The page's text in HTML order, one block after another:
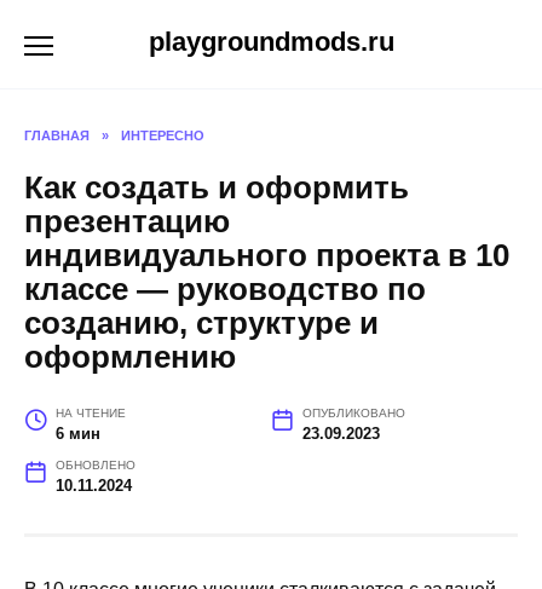
playgroundmods.ru
ГЛАВНАЯ » ИНТЕРЕСНО
Как создать и оформить
презентацию
индивидуального проекта в 10
классе — руководство по
созданию, структуре и
оформлению
НА ЧТЕНИЕ
6 мин
ОПУБЛИКОВАНО
23.09.2023
ОБНОВЛЕНО
10.11.2024